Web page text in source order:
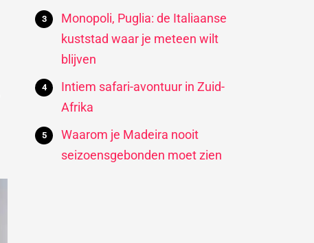
Monopoli, Puglia: de Italiaanse
kuststad waar je meteen wilt
blijven
Intiem safari-avontuur in Zuid-
Afrika
Waarom je Madeira nooit
seizoensgebonden moet zien